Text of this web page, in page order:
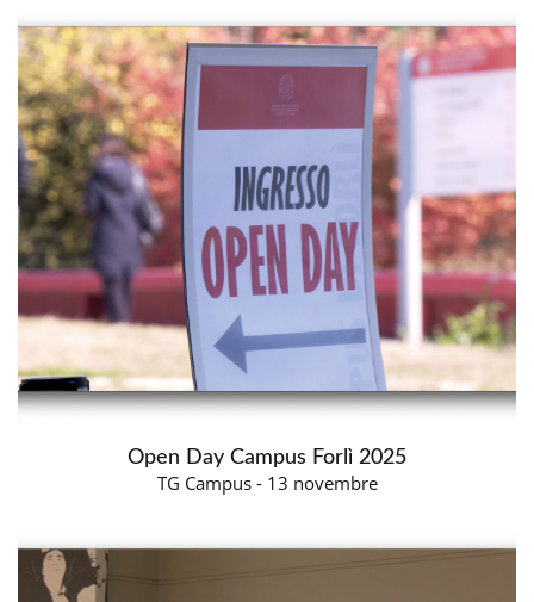
Open Day Campus Forlì 2025
TG Campus - 13 novembre